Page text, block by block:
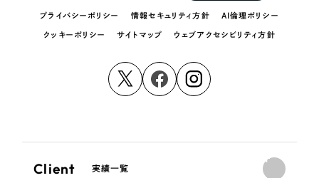
プライバシーポリシー 情報セキュリティ方針 AI倫理ポリシー
クッキーポリシー サイトマップ ウェブアクセシビリティ方針
Client 実績一覧